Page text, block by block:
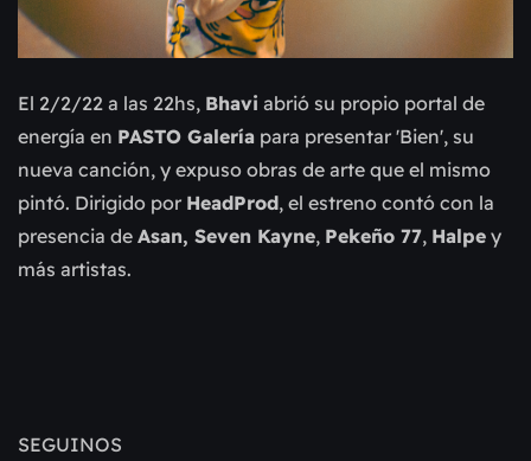
El 2/2/22 a las 22hs, Bhavi abrió su propio portal de
energía en PASTO Galería para presentar 'Bien', su
nueva canción, y expuso obras de arte que el mismo
pintó. Dirigido por HeadProd, el estreno contó con la
presencia de Asan, Seven Kayne, Pekeño 77, Halpe y
más artistas.
SEGUINOS